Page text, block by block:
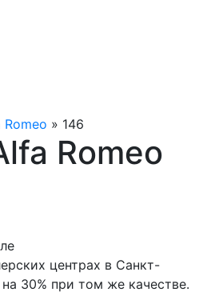
» 146
Romeo
центрах в Санкт-
30% при том же качестве.